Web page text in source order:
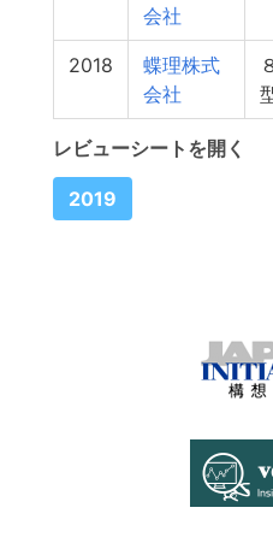
会社
2018
蝶理株式
会社
レビューシートを開く
2019